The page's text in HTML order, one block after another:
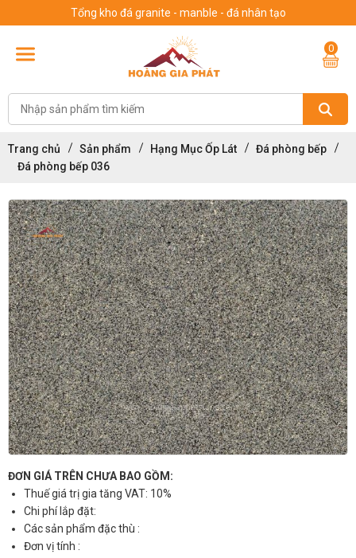
Tổng kho đá granite - manble - đá nhân tạo
0
Trang chủ Sản phẩm Hạng Mục Ốp Lát
Đá phòng bếp
Đá phòng bếp 036
ĐƠN GIÁ TRÊN CHƯA BAO GỒM:
Thuế giá trị gia tăng VAT: 10%
Chi phí lắp đặt:
Các sản phẩm đặc thù :
Đơn vị tính :